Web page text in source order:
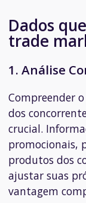
Dados
trade
1. Análise
Compreender
dos
crucial.
promocionais,
produtos dos
ajustar suas
vantagem